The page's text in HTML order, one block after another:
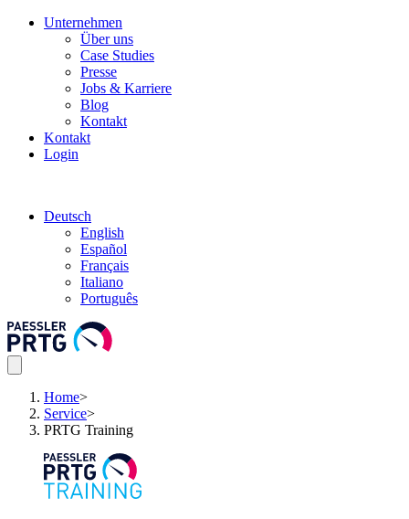
Unternehmen
Über uns
Case Studies
Presse
Jobs & Karriere
Blog
Kontakt
Kontakt
Login
Deutsch
English
Español
Français
Italiano
Português
Home>
Service>
PRTG Training